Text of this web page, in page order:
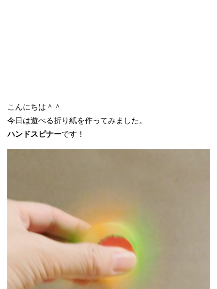
こんにちは＾＾
今日は遊べる折り紙を作ってみました。
ハンドスピナーです！